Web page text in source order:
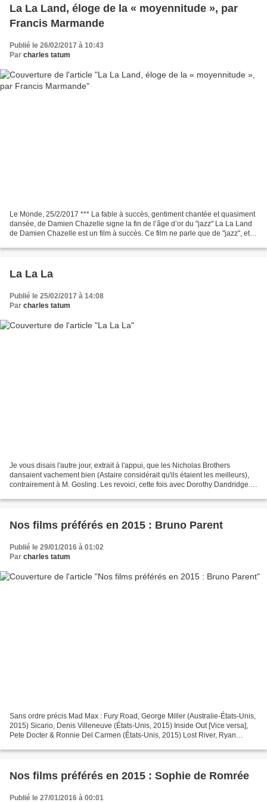
La La Land, éloge de la « moyennitude », par
Francis Marmande
Publié le 26/02/2017 à 10:43
Par charles tatum
Le Monde, 25/2/2017 *** La fable à succès, gentiment chantée et quasiment
dansée, de Damien Chazelle signe la fin de l’âge d’or du "jazz" La La Land
de Damien Chazelle est un film à succès. Ce film ne parle que de "jazz", et
La La La
Publié le 25/02/2017 à 14:08
Par charles tatum
Je vous disais l'autre jour, extrait à l'appui, que les Nicholas Brothers
dansaient vachement bien (Astaire considérait qu'ils étaient les meilleurs),
contrairement à M. Gosling. Les revoici, cette fois avec Dorothy Dandridge.
Nos films préférés en 2015 : Bruno Parent
Publié le 29/01/2016 à 01:02
Par charles tatum
Sans ordre précis Mad Max : Fury Road, George Miller (Australie-États-Unis,
2015) Sicario, Denis Villeneuve (États-Unis, 2015) Inside Out [Vice versa],
Pete Docter & Ronnie Del Carmen (États-Unis, 2015) Lost River, Ryan
Nos films préférés en 2015 : Sophie de Romrée
Publié le 27/01/2016 à 00:01